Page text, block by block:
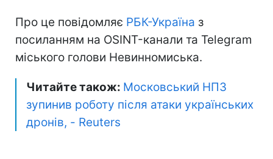
Про це повідомляє РБК-Україна з
посиланням на OSINT-канали та Telegram
міського голови Невинномиська.
Читайте також: Московський НПЗ
зупинив роботу після атаки українських
дронів, - Reuters